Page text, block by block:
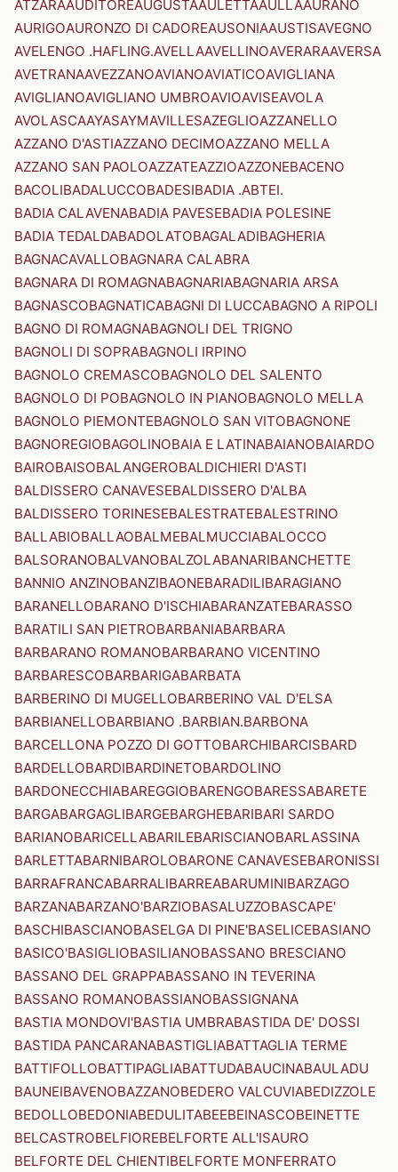
ATZARAAUDITOREAUGUSTAAULETTAAULLAAURANO
AURIGOAURONZO DI CADOREAUSONIAAUSTISAVEGNO
AVELENGO .HAFLING.AVELLAAVELLINOAVERARAAVERSA
AVETRANAAVEZZANOAVIANOAVIATICOAVIGLIANA
AVIGLIANOAVIGLIANO UMBROAVIOAVISEAVOLA
AVOLASCAAYASAYMAVILLESAZEGLIOAZZANELLO
AZZANO D'ASTIAZZANO DECIMOAZZANO MELLA
AZZANO SAN PAOLOAZZATEAZZIOAZZONEBACENO
BACOLIBADALUCCOBADESIBADIA .ABTEI.
BADIA CALAVENABADIA PAVESEBADIA POLESINE
BADIA TEDALDABADOLATOBAGALADIBAGHERIA
BAGNACAVALLOBAGNARA CALABRA
BAGNARA DI ROMAGNABAGNARIABAGNARIA ARSA
BAGNASCOBAGNATICABAGNI DI LUCCABAGNO A RIPOLI
BAGNO DI ROMAGNABAGNOLI DEL TRIGNO
BAGNOLI DI SOPRABAGNOLI IRPINO
BAGNOLO CREMASCOBAGNOLO DEL SALENTO
BAGNOLO DI POBAGNOLO IN PIANOBAGNOLO MELLA
BAGNOLO PIEMONTEBAGNOLO SAN VITOBAGNONE
BAGNOREGIOBAGOLINOBAIA E LATINABAIANOBAIARDO
BAIROBAISOBALANGEROBALDICHIERI D'ASTI
BALDISSERO CANAVESEBALDISSERO D'ALBA
BALDISSERO TORINESEBALESTRATEBALESTRINO
BALLABIOBALLAOBALMEBALMUCCIABALOCCO
BALSORANOBALVANOBALZOLABANARIBANCHETTE
BANNIO ANZINOBANZIBAONEBARADILIBARAGIANO
BARANELLOBARANO D'ISCHIABARANZATEBARASSO
BARATILI SAN PIETROBARBANIABARBARA
BARBARANO ROMANOBARBARANO VICENTINO
BARBARESCOBARBARIGABARBATA
BARBERINO DI MUGELLOBARBERINO VAL D'ELSA
BARBIANELLOBARBIANO .BARBIAN.BARBONA
BARCELLONA POZZO DI GOTTOBARCHIBARCISBARD
BARDELLOBARDIBARDINETOBARDOLINO
BARDONECCHIABAREGGIOBARENGOBARESSABARETE
BARGABARGAGLIBARGEBARGHEBARIBARI SARDO
BARIANOBARICELLABARILEBARISCIANOBARLASSINA
BARLETTABARNIBAROLOBARONE CANAVESEBARONISSI
BARRAFRANCABARRALIBARREABARUMINIBARZAGO
BARZANABARZANO'BARZIOBASALUZZOBASCAPE'
BASCHIBASCIANOBASELGA DI PINE'BASELICEBASIANO
BASICO'BASIGLIOBASILIANOBASSANO BRESCIANO
BASSANO DEL GRAPPABASSANO IN TEVERINA
BASSANO ROMANOBASSIANOBASSIGNANA
BASTIA MONDOVI'BASTIA UMBRABASTIDA DE' DOSSI
BASTIDA PANCARANABASTIGLIABATTAGLIA TERME
BATTIFOLLOBATTIPAGLIABATTUDABAUCINABAULADU
BAUNEIBAVENOBAZZANOBEDERO VALCUVIABEDIZZOLE
BEDOLLOBEDONIABEDULITABEEBEINASCOBEINETTE
BELCASTROBELFIOREBELFORTE ALL'ISAURO
BELFORTE DEL CHIENTIBELFORTE MONFERRATO